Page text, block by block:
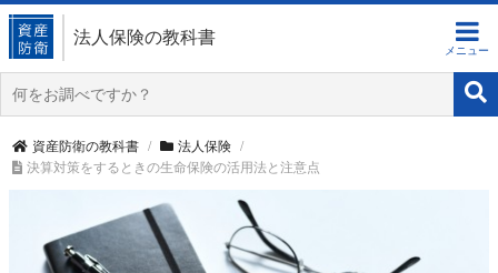
法人保険の教科書
資産防衛の教科書
法人保険
決算対策をするときの生命保険の活用法と注意点